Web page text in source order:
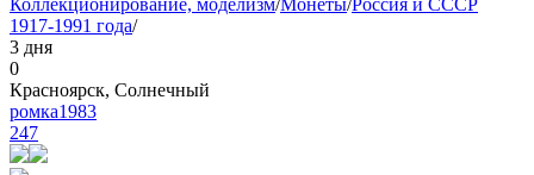
Коллекционирование, моделизм/Монеты/Россия и СССР
1917-1991 года/
3 дня
0
Красноярск, Солнечный
ромка1983
247